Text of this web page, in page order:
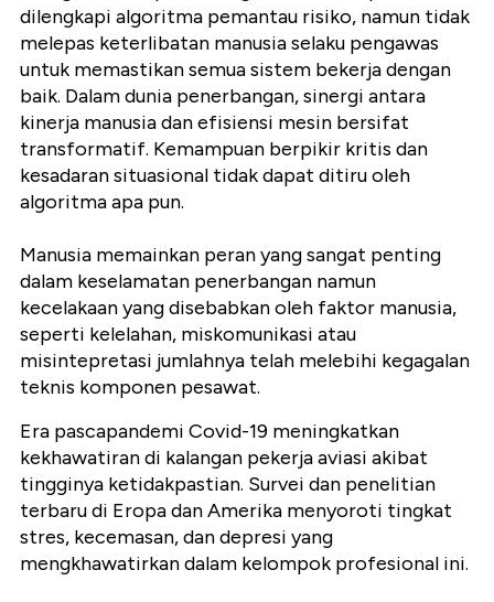
dilengkapi algoritma pemantau risiko, namun tidak
melepas keterlibatan manusia selaku pengawas
untuk memastikan semua sistem bekerja dengan
baik. Dalam dunia penerbangan, sinergi antara
kinerja manusia dan efisiensi mesin bersifat
transformatif. Kemampuan berpikir kritis dan
kesadaran situasional tidak dapat ditiru oleh
algoritma apa pun.
Manusia memainkan peran yang sangat penting
dalam keselamatan penerbangan namun
kecelakaan yang disebabkan oleh faktor manusia,
seperti kelelahan, miskomunikasi atau
misintepretasi jumlahnya telah melebihi kegagalan
teknis komponen pesawat.
Era pascapandemi Covid-19 meningkatkan
kekhawatiran di kalangan pekerja aviasi akibat
tingginya ketidakpastian. Survei dan penelitian
terbaru di Eropa dan Amerika menyoroti tingkat
stres, kecemasan, dan depresi yang
mengkhawatirkan dalam kelompok profesional ini.